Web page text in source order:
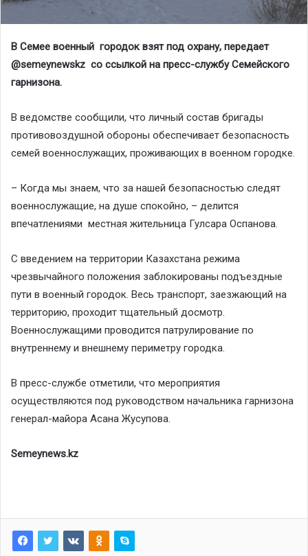
В Семее военный городок взят под охрану, передает
@semeynewskz со ссылкой на пресс-службу Семейского
гарнизона.
В ведомстве сообщили, что личный состав бригады
противовоздушной обороны обеспечивает безопасность
семей военнослужащих, проживающих в военном городке.
– Когда мы знаем, что за нашей безопасностью следят
военнослужащие, на душе спокойно, – делится
впечатлениями местная жительница Гулсара Оспанова.
С введением на территории Казахстана режима
чрезвычайного положения заблокированы подъездные
пути в военный городок. Весь транспорт, заезжающий на
территорию, проходит тщательный досмотр.
Военнослужащими проводится патрулирование по
внутреннему и внешнему периметру городка.
В пресс-службе отметили, что мероприятия
осуществляются под руководством начальника гарнизона
генерал-майора Асана Жусупова.
Semeynews.kz